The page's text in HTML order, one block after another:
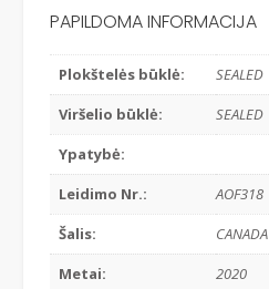
PAPILDOMA INFORMACIJA
Plokštelės būklė:
SEALED
Viršelio būklė:
SEALED
Ypatybė:
Leidimo Nr.:
AOF318
Šalis:
CANADA
Metai:
2020